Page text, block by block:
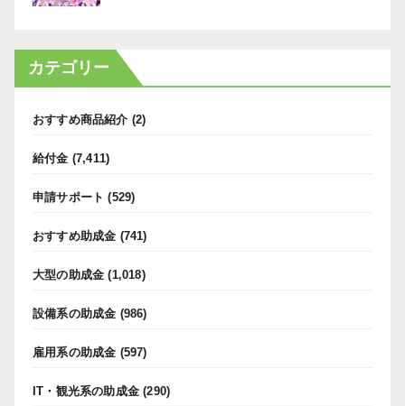
カテゴリー
おすすめ商品紹介 (2)
給付金 (7,411)
申請サポート (529)
おすすめ助成金 (741)
大型の助成金 (1,018)
設備系の助成金 (986)
雇用系の助成金 (597)
IT・観光系の助成金 (290)